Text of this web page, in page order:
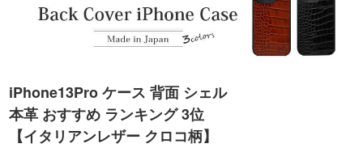
iPhone13Pro ケース 背面 シェル
本革 おすすめ ランキング 3位
【イタリアンレザー クロコ柄】